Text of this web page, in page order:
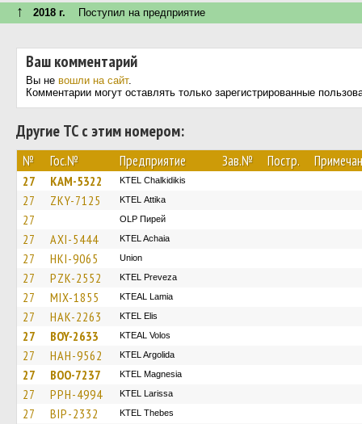
↑ 2018 г. Поступил на предприятие
Ваш комментарий
Вы не вошли на сайт.
Комментарии могут оставлять только зарегистрированные
Другие ТС с этим номером:
№ Гос.№ Предприятие Зав.№ Постр.
27 KAM-5322 ΚΤΕL Chalkidikis
27 ZKY-7125 KΤΕL Αttika
27 OLP Пирей
27 AXI-5444 KTEL Achaia
27 HKI-9065 Union
27 PZK-2552 KTEL Preveza
27 MIX-1855 KTEAL Lamia
27 HAK-2263 KTEL Elis
27 BOY-2633 KTEAL Volos
27 HAH-9562 KTEL Argolida
27 BOO-7237 ΚΤΕL Magnesia
27 PPH-4994 KTEL Larissa
27 BIP-2332 KTEL Thebes